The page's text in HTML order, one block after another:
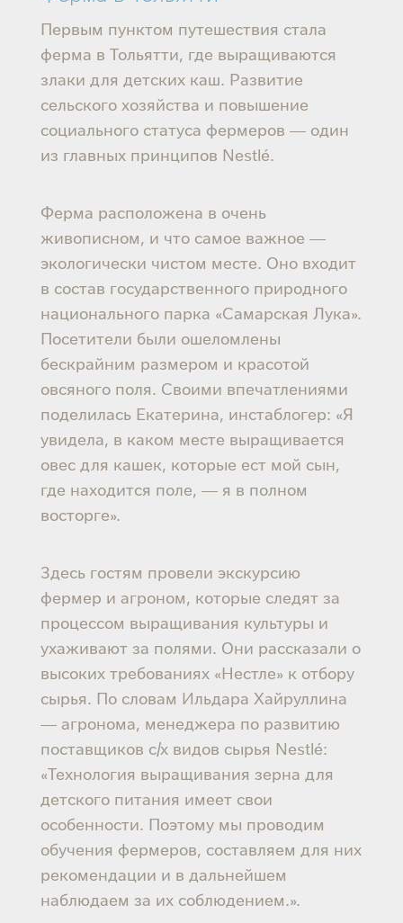
Первым пунктом путешествия стала
ферма в Тольятти, где выращиваются
злаки для детских каш. Развитие
сельского хозяйства и повышение
социального статуса фермеров — один
из главных принципов Nestlé.
Ферма расположена в очень
живописном, и что самое важное —
экологически чистом месте. Оно входит
в состав государственного природного
национального парка «Самарская Лука».
Посетители были ошеломлены
бескрайним размером и красотой
овсяного поля. Своими впечатлениями
поделилась Екатерина, инстаблогер: «Я
увидела, в каком месте выращивается
овес для кашек, которые ест мой сын,
где находится поле, — я в полном
восторге».
Здесь гостям провели экскурсию
фермер и агроном, которые следят за
процессом выращивания культуры и
ухаживают за полями. Они рассказали о
высоких требованиях «Нестле» к отбору
сырья. По словам Ильдара Хайруллина
— агронома, менеджера по развитию
поставщиков с/х видов сырья Nestlé:
«Технология выращивания зерна для
детского питания имеет свои
особенности. Поэтому мы проводим
обучения фермеров, составляем для них
рекомендации и в дальнейшем
наблюдаем за их соблюдением.».